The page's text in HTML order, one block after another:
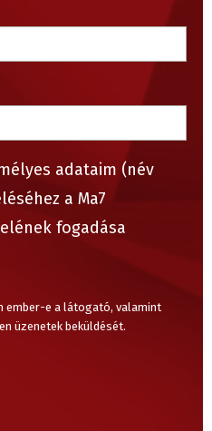
adataim (név
a Ma7
fogadása
ember-e a látogató, valamint
üzenetek beküldését.